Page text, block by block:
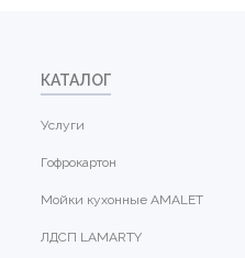
КАТАЛОГ
Услуги
Гофрокартон
Мойки кухонные AMALET
ЛДСП LAMARTY